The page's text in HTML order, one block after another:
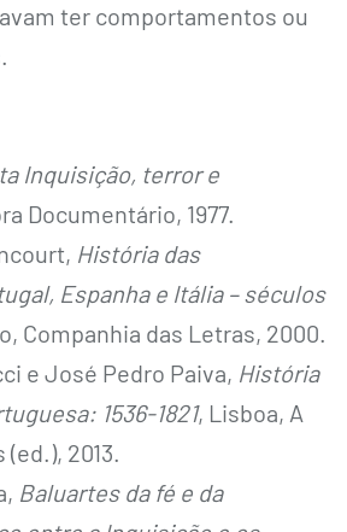
ter comportamentos ou
Inquisição, terror e
Documentário, 1977.
História das
Espanha e Itália – séculos
Companhia das Letras, 2000.
e José Pedro Paiva, História
1536-1821, Lisboa, A
2013.
Baluartes da fé e da